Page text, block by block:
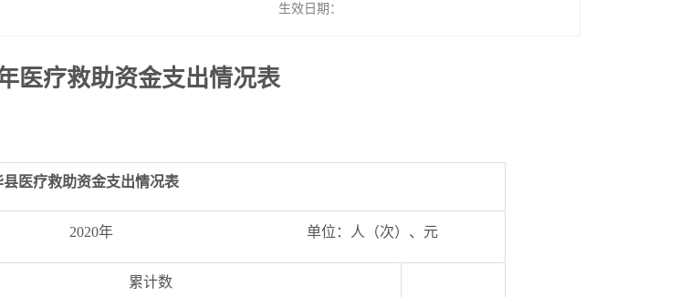
生效日期：
医疗救助资金支出情况表
县医疗救助资金支出情况表
年 单位：人（次）、元
累计数